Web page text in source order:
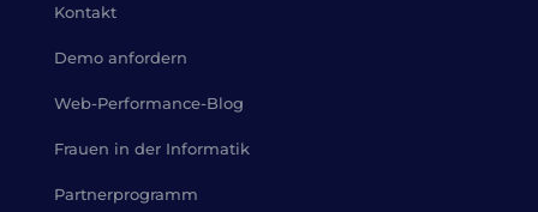
Kontakt
Demo anfordern
Web-Performance-Blog
Frauen in der Informatik
Partnerprogramm